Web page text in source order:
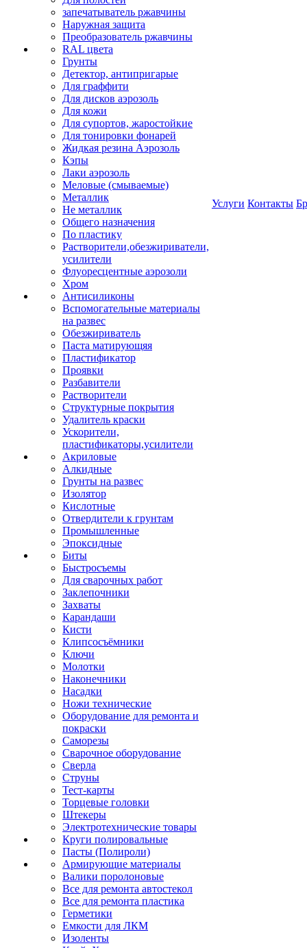
запечатыватель ржавчины
Наружная защита
Преобразователь ржавчины
RAL цвета
Грунты
Детектор, антипригарые
Для граффити
Для дисков аэрозоль
Для кожи
Для супортов, жаростойкие
Для тонировки фонарей
Жидкая резина Аэрозоль
Кэпы
Лаки аэрозоль
Меловые (смываемые)
Металлик
Не металлик
Общего назначения
По пластику
Растворители,обезжириватели,
усилители
Флуоресцентные аэрозоли
Хром
Антисиликоны
Вспомогательные материалы
на развес
Обезжириватель
Паста матирующяя
Пластификатор
Проявки
Разбавители
Растворители
Структурные покрытия
Удалитель краски
Ускорители,
пластификаторы,усилители
Акриловые
Алкидные
Грунты на развес
Изолятор
Кислотные
Отвердители к грунтам
Промышленные
Эпоксидные
Биты
Быстросъемы
Для сварочных работ
Заклепочники
Захваты
Карандаши
Кисти
Клипсосъёмники
Ключи
Молотки
Наконечники
Насадки
Ножи технические
Оборудование для ремонта и
покраски
Саморезы
Сварочное оборудование
Сверла
Струны
Тест-карты
Торцевые головки
Штекеры
Электротехнические товары
Круги полировальные
Пасты (Полироли)
Армирующие материалы
Валики поролоновые
Все для ремонта автостекол
Все для ремонта пластика
Герметики
Емкости для ЛКМ
Изоленты
Услуги Контакты